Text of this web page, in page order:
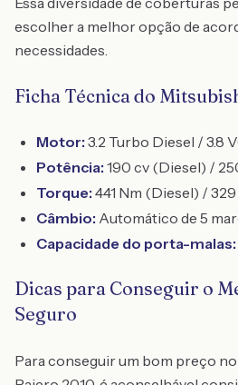
escolher a melhor opção de
necessidades.
Ficha Técnica do
Motor: 3.2 Turbo Diesel / 3.8
Potência: 190 cv (Diesel) /
Torque: 441 Nm (Diesel) /
Câmbio: Automático de 5
Capacidade do porta-malas:
Dicas para Conseguir o
Seguro
Para conseguir um bom preço